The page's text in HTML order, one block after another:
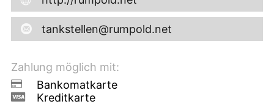
tankstellen@rumpold.net
Zahlung möglich mit:
Bankomatkarte
Kreditkarte